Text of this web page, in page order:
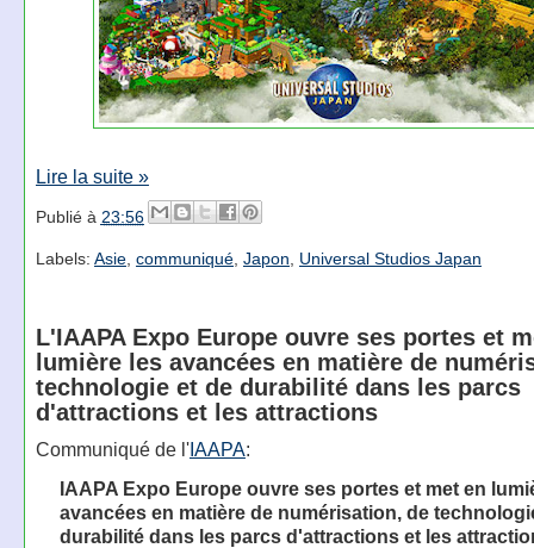
Lire la suite »
Publié à 23:56
Labels: Asie, communiqué, Japon Universal Studios Japan
L'IAAPA Expo Europe ouvre ses portes et
lumière les avancées en matière de
technologie et de durabilité dans les parcs
d'attractions et les attractions
Communiqué de l'IAAPA:
IAAPA Expo Europe ouvre ses portes et met en
avancées en matière de numérisation, de
durabilité dans les parcs d'attractions et les